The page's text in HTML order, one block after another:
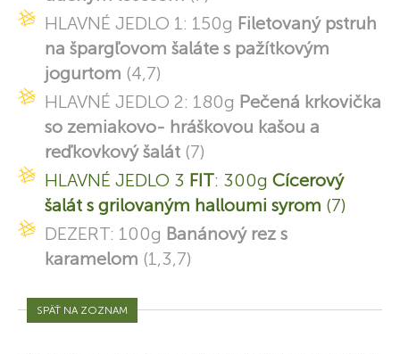
HLAVNÉ JEDLO 1: 150g Filetovaný pstruh
na špargľovom šaláte s pažítkovým
jogurtom (4,7)
HLAVNÉ JEDLO 2: 180g Pečená krkovička
so zemiakovo- hráškovou kašou a
reďkovkový šalát (7)
HLAVNÉ JEDLO 3 FIT: 300g Cícerový
šalát s grilovaným halloumi syrom (7)
DEZERT: 100g Banánový rez s
karamelom (1,3,7)
SPÄŤ NA ZOZNAM